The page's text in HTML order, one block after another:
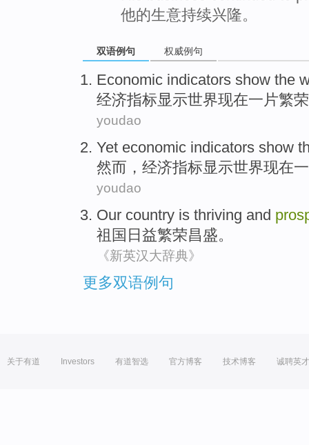
他的生意持续兴隆。
双语例句 权威例句
Economic indicators show the
经济指标显示世界现在一片繁
youdao
Yet economic indicators show
然而 ， 经济指标显示世界现在
youdao
Our country is thriving and
祖国 日益繁荣昌盛。
《新英汉大辞典》
更多双语例句
关于有道 Investors 有道智选 官方博客 技术博客 诚聘英才